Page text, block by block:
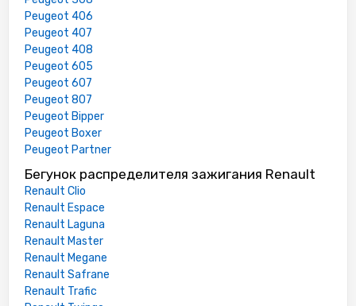
Peugeot 406
Peugeot 407
Peugeot 408
Peugeot 605
Peugeot 607
Peugeot 807
Peugeot Bipper
Peugeot Boxer
Peugeot Partner
Бегунок распределителя зажигания Renault
Renault Clio
Renault Espace
Renault Laguna
Renault Master
Renault Megane
Renault Safrane
Renault Trafic